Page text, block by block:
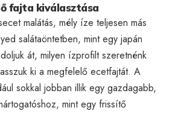
fajta kiválasztása
malátás, mély íze teljesen más
salátaöntetben, mint egy japán
át, milyen ízprofilt szeretnénk
ki a megfelelő ecetfajtát. A
sokkal jobban illik egy gazdagabb,
mint egy frissítő